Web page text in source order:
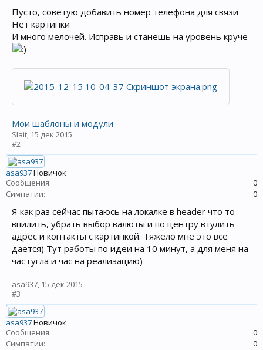
Пусто, советую добавить номер телефона для связи
Нет картинки
И много мелочей. Исправь и станешь на уровень круче
Мои шаблоны и модули
Slait, 15 дек 2015
#2
asa937Новичок
Сообщения:
0
Симпатии:
0
Я как раз сейчас пытаюсь на локалке в header что то
впилить, убрать выбор валюты и по центру втулить
адрес и контакты с картинкой. Тяжело мне это все
дается) Тут работы по идеи на 10 минут, а для меня на
час гугла и час на реализацию)
asa937, 15 дек 2015
#3
asa937Новичок
Сообщения:
0
Симпатии:
0